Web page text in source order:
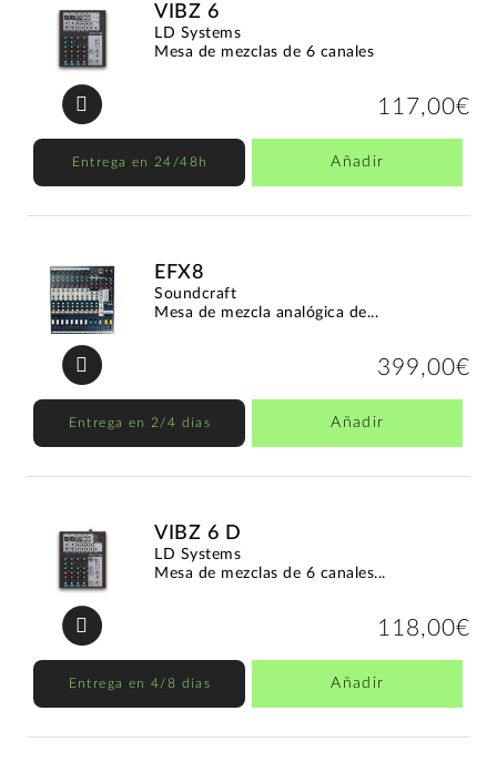
VIBZ 6
LD Systems
Mesa de mezclas de 6 canales
117,00€
Entrega en 24/48h Añadir
EFX8
Soundcraft
Mesa de mezcla analógica de...
399,00€
Entrega en 2/4 días Añadir
VIBZ 6 D
LD Systems
Mesa de mezclas de 6 canales...
118,00€
Entrega en 4/8 días Añadir